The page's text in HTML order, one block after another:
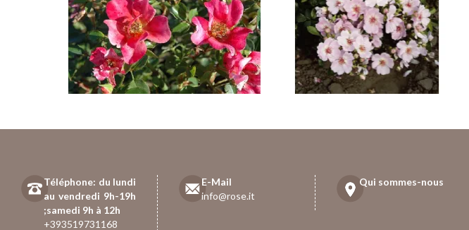
Téléphone: du lundi
au vendredi 9h-19h
;samedi 9h à 12h
+393519731168
E-Mail
info@rose.it
Qui sommes-nous